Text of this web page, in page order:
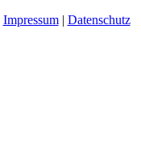
Impressum| Datenschutz